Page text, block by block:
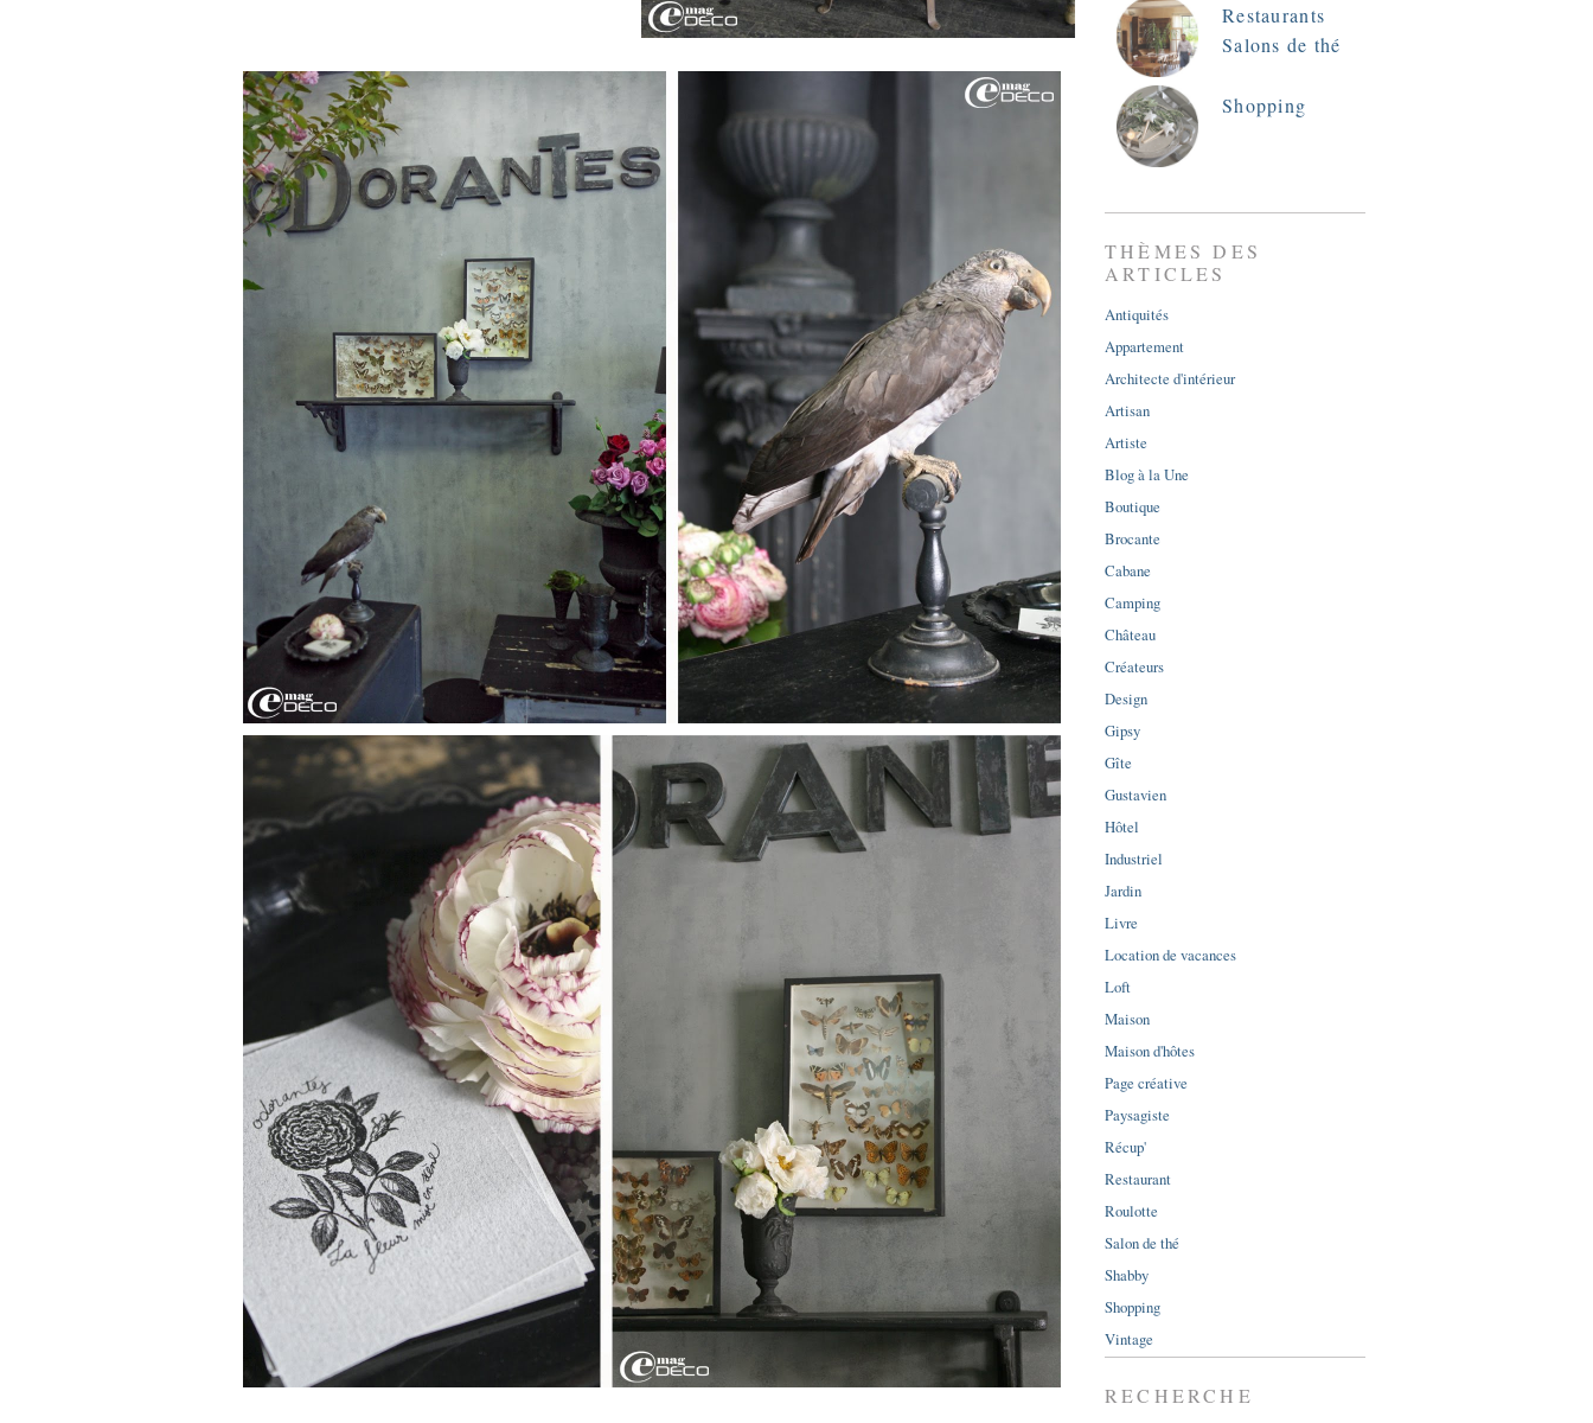
Restaurants
Salons de thé
Shopping
THÈMES DES
ARTICLES
Antiquités
Appartement
Architecte d'intérieur
Artisan
Artiste
Blog à la Une
Boutique
Brocante
Cabane
Camping
Château
Créateurs
Design
Gipsy
Gîte
Gustavien
Hôtel
Industriel
Jardin
Livre
Location de vacances
Loft
Maison
Maison d'hôtes
Page créative
Paysagiste
Récup'
Restaurant
Roulotte
Salon de thé
Shabby
Shopping
Vintage
RECHERCHE